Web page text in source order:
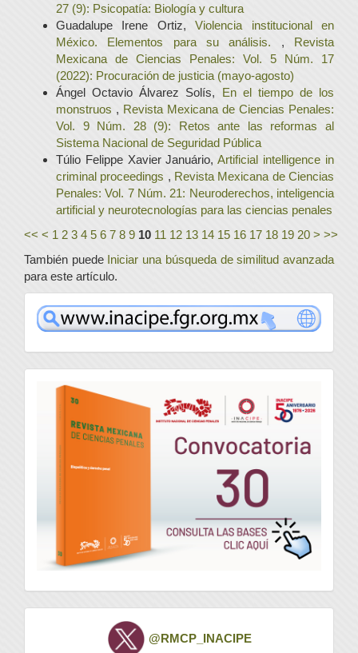
27 (9): Psicopatía: Biología y cultura
Guadalupe Irene Ortiz,Violencia institucional en
México. Elementos para su análisis. ,
Revista
Mexicana de Ciencias Penales: Vol. 5 Núm. 17
(2022): Procuración de justicia (mayo-agosto)
Ángel Octavio Álvarez Solís,
En el tiempo de los
monstruos , Revista Mexicana de Ciencias Penales:
Vol. 9 Núm. 28 (9): Retos ante las reformas al
Sistema Nacional de Seguridad Pública
Túlio Felippe Xavier Januário,Artificial intelligence in
criminal proceedings , Revista Mexicana de Ciencias
Penales: Vol. 7 Núm. 21: Neuroderechos, inteligencia
artificial y neurotecnologías para las ciencias penales
<< < 1 2 3 4 5 6 7 8 9 10 11 12 13 14 15 16 17 18 19 20 > >>
También puede Iniciar una búsqueda de similitud avanzada
para este artículo.
www
convocatoria
Twitter @RMCP_INACIPE